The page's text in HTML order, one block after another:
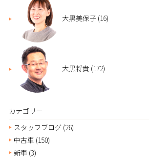
大黒美保子 (16)
大黒将貴 (172)
カテゴリー
スタッフブログ (26)
中古車 (150)
新車 (3)